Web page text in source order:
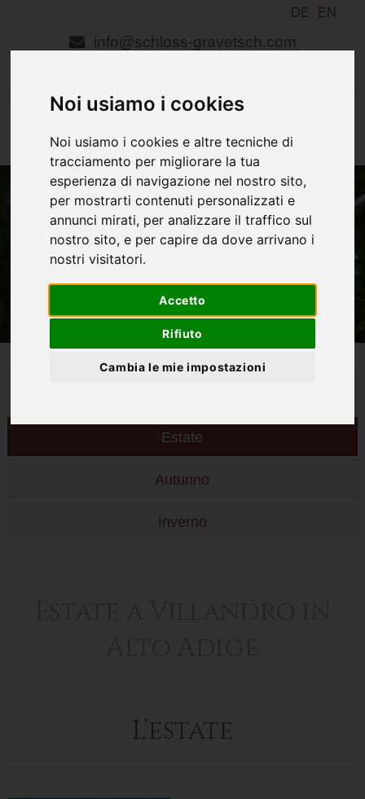
Noi usiamo i cookies
Noi usiamo i cookies e altre tecniche di
tracciamento per migliorare la tua
esperienza di navigazione nel nostro sito,
per mostrarti contenuti personalizzati e
annunci mirati, per analizzare il traffico sul
nostro sito, e per capire da dove arrivano i
nostri visitatori.
Accetto
Rifiuto
Cambia le mie impostazioni
DE EN
info@schloss-gravetsch.com
MENU
Estate
Autunno
Inverno
L’estate